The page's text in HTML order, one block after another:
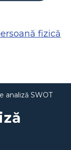
fizică
analiză SWOT